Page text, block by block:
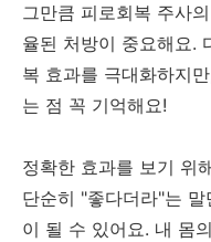
그만큼 피로회복 주사
율된 처방이 중요해요.
복 효과를 극대화하지
는 점 꼭 기억해요!
정확한 효과를 보기 위
단순히 "좋다더라"는
이 될 수 있어요. 내 몸